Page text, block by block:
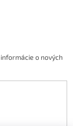
o nových